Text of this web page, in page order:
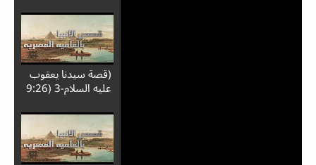
(قصة سيدنا يعقوب
عليه السلام-3 (9:26